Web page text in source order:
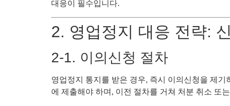
대응이 필수입니다.
2. 영업정지 대응 전략:
2-1. 이의신청 절차
영업정지 통지를 받은 경우, 즉시 이의신청을 제
에 제출해야 하며, 이전 절차를 거쳐 처분 취소 또